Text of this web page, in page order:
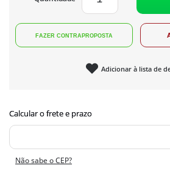
Adicionar à lista de
Não sabe o CEP?